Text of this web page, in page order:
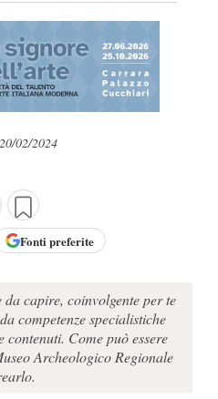
02/2024
Fonti preferite
capire, coinvolgente per te
competenze specialistiche
Come può essere
Archeologico Regionale